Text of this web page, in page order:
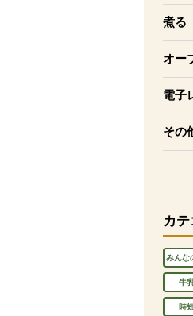
煮る
オー
電子
その
カ
みんな
牛
時